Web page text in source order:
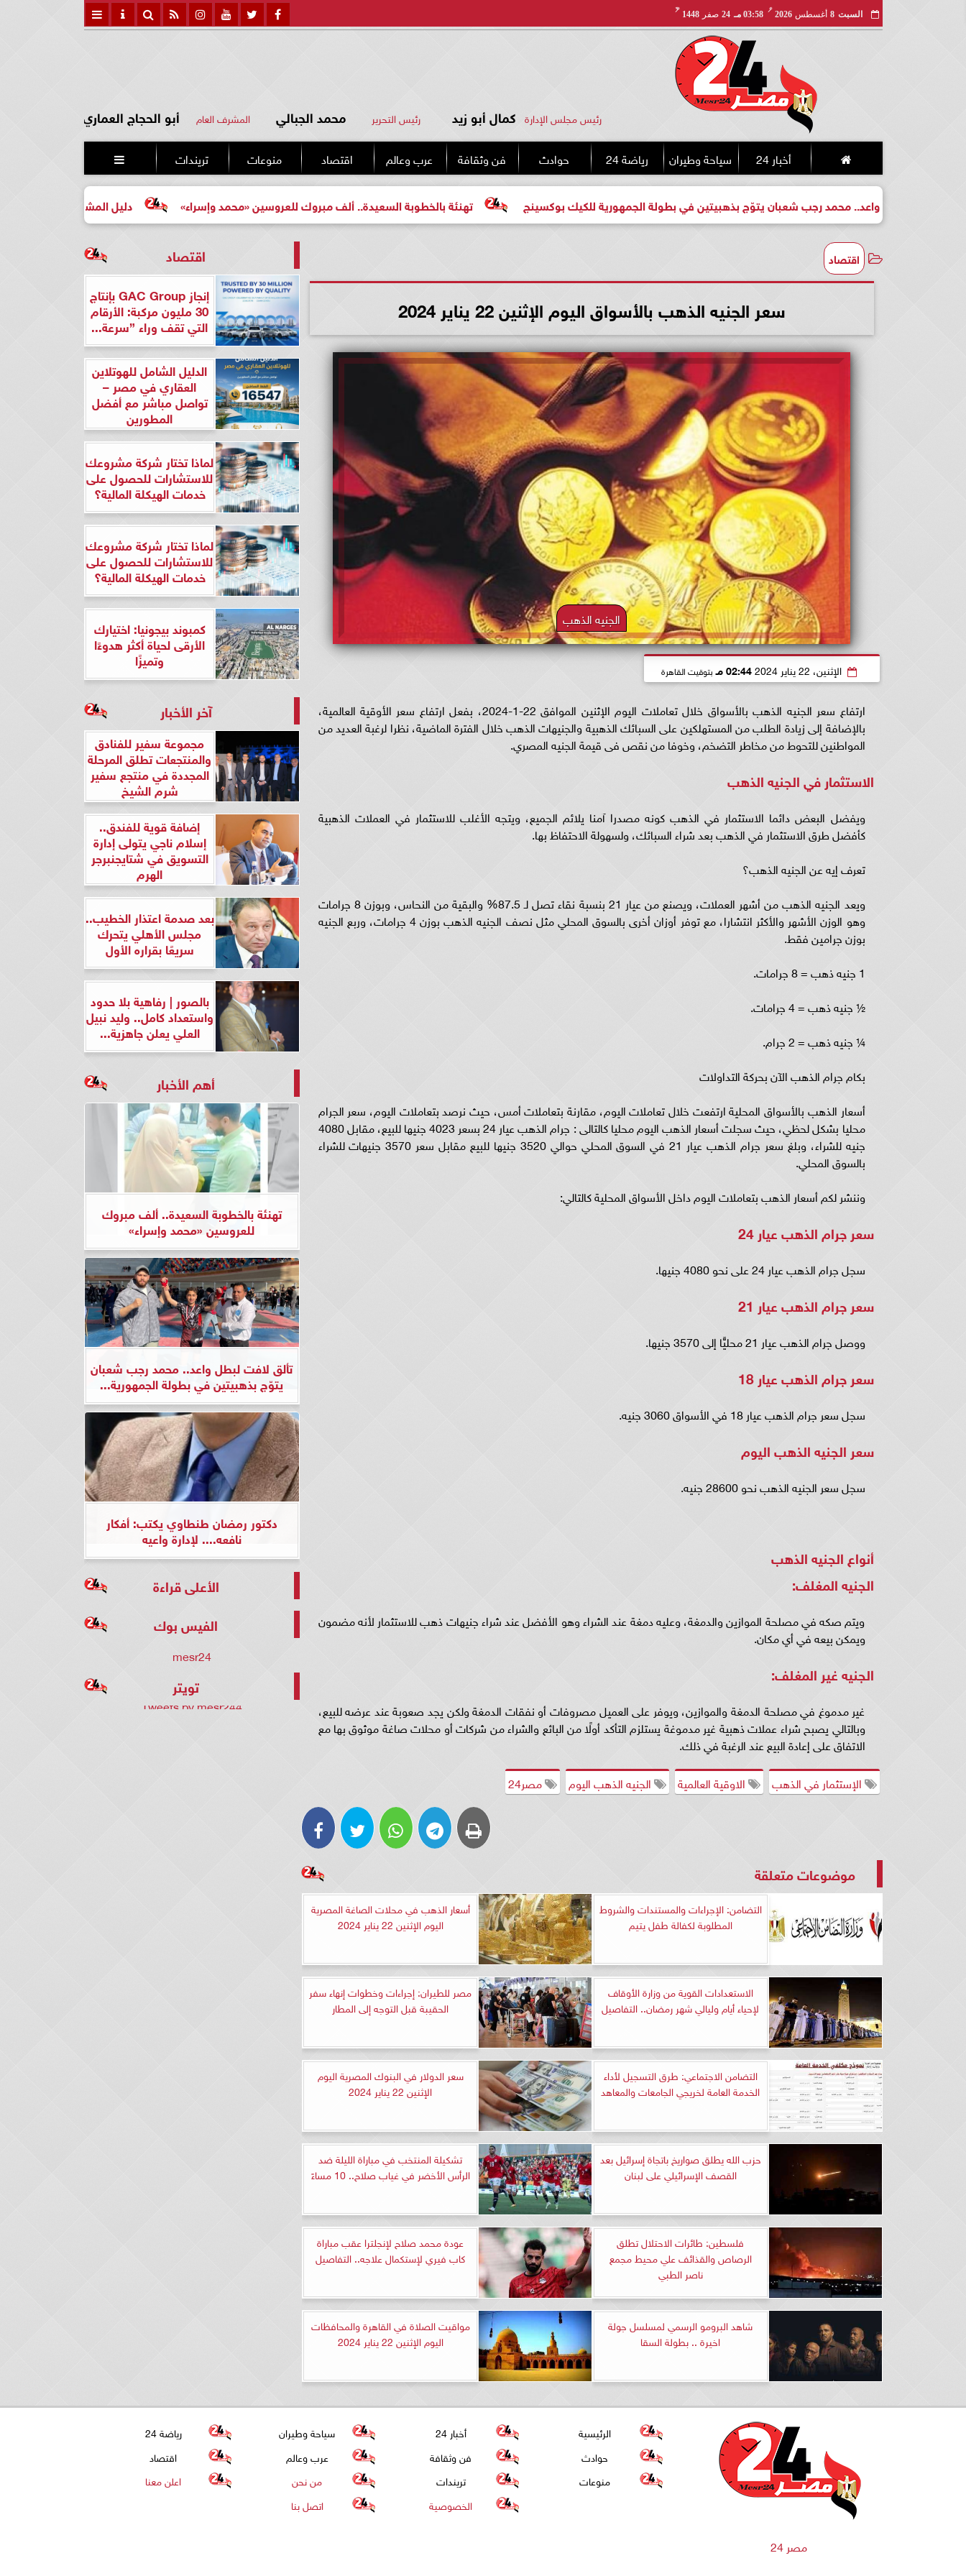
السبت 8 أغسطس 2026
مـ
03:58 مـ 24 صفر 1448
هـ
رئيس مجلس الإدارة كمال أبو زيد رئيس التحرير محمد الجبالي المشرف العام أبو الحجاج العماري
أخبار 24 سياحة وطيران رياضة 24 حوادث فن وثقافة عرب وعالم اقتصاد منوعات تريندات 
دليل المشتري لأول مرة لاختيار مشروع تهنئة بالخطوبة السعيدة.. ألف مبروك للعروسين «محمد وإسراء» واعد.. محمد رجب شعبان يتوّج بذهبيتين في بطولة الجمهورية للكيك بوكسينج
اقتصاد
سعر الجنيه الذهب بالأسواق اليوم الإثنين 22 يناير 2024
الجنيه الذهب
الإثنين، 22 يناير 2024 02:44 مـ بتوقيت القاهرة
ارتفاع سعر الجنيه الذهب بالأسواق خلال تعاملات اليوم الإثنين الموافق 22-1-2024، بفعل ارتفاع سعر الأوقية العالمية،
بالإضافة إلى زيادة الطلب من المستهلكين على السبائك الذهبية والجنيهات الذهب خلال الفترة الماضية، نظرا لرغبة العديد من
المواطنين للتحوط من مخاطر التضخم، وخوفا من نقص فى قيمة الجنيه المصري.
الاستثمار في الجنيه الذهب
ويفضل البعض دائما الاستثمار في الذهب كونه مصدرا آمنا يلائم الجميع، ويتجه الأغلب للاستثمار في العملات الذهبية
كأفضل طرق الاستثمار في الذهب بعد شراء السبائك، ولسهولة الاحتفاظ بها.
تعرف إيه عن الجنيه الذهب؟
ويعد الجنيه الذهب من أشهر العملات، ويصنع من عيار 21 بنسبة نقاء تصل لـ 87.5% والبقية من النحاس، وبوزن 8 جرامات
وهو الوزن الأشهر والأكثر انتشارا، مع توفر أوزان أخرى بالسوق المحلي مثل نصف الجنيه الذهب بوزن 4 جرامات، وربع الجنيه
بوزن جرامين فقط.
1 جنيه ذهب = 8 جرامات.
½ جنيه ذهب = 4 جرامات.
¼ جنيه ذهب = 2 جرام.
بكام جرام الذهب الآن بحركة التداولات
أسعار الذهب بالأسواق المحلية ارتفعت خلال تعاملات اليوم، مقارنة بتعاملات أمس، حيث نرصد بتعاملات اليوم، سعر الجرام
محليا بشكل لحظي، حيث سجلت أسعار الذهب اليوم محليا كالتالى : جرام الذهب عيار 24 بسعر 4023 جنيها للبيع، مقابل 4080
جنيه للشراء، وبلغ سعر جرام الذهب عيار 21 في السوق المحلي حوالي 3520 جنيها للبيع مقابل سعر 3570 جنيهات للشراء
بالسوق المحلي.
وننشر لكم أسعار الذهب بتعاملات اليوم داخل الأسواق المحلية كالتالي:
سعر جرام الذهب عيار 24
سجل جرام الذهب عيار 24 على نحو 4080 جنيها.
سعر جرام الذهب عيار 21
ووصل جرام الذهب عيار 21 محليًّا إلى 3570 جنيها.
سعر جرام الذهب عيار 18
سجل سعر جرام الذهب عيار 18 في الأسواق 3060 جنيه.
سعر الجنيه الذهب اليوم
سجل سعر الجنيه الذهب نحو 28600 جنيه.
أنواع الجنيه الذهب
الجنيه المغلف:
ويتم صكه في مصلحة الموازين والدمغة، وعليه دمغة عند الشراء وهو الأفضل عند شراء جنيهات ذهب للاستثمار لأنه مضمون
ويمكن بيعه في أي مكان.
الجنيه غير المغلف:
غير مدموغ في مصلحة الدمغة والموازين، ويوفر على العميل مصروفات أو نفقات الدمغة ولكن يجد صعوبة عند عرضه للبيع،
وبالتالي يصبح شراء عملات ذهبية غير مدموغة يستلزم التأكد أولًا من البائع والشراء من شركات أو محلات صاغة موثوق بها مع
الاتفاق على إعادة البيع عند الرغبة في ذلك.
الإستثمار في الذهب
الاوقية العالمية الجنيه الذهب اليوم مصر24
موضوعات متعلقة
التضامن: الإجراءات والمستندات والشروط
المطلوبة لكفالة طفل يتيم
أسعار الذهب في محلات الصاغة المصرية
اليوم الإثنين 22 يناير 2024
الاستعدادات القوية من وزارة الأوقاف
لإحياء أيام وليالي شهر رمضان.. التفاصيل
مصر للطيران: إجراءات وخطوات إنهاء سفر
الحقيبة قبل التوجه إلى المطار
التضامن الاجتماعي: طرق التسجيل لأداء
الخدمة العامة لخريجي الجامعات والمعاهد
سعر الدولار في البنوك المصرية اليوم
الإثنين 22 يناير 2024
حزب الله يطلق صواريخ باتجاة إسرائيل بعد
القصف الإسرائيلي على لبنان
تشكيلة المنتخب في مباراة الليلة ضد
الرأس الأخضر في غياب صلاح.. 10 مساءً
فلسطين: طائرات الاحتلال تطلق
الرصاص والقذائف علي محيط مجمع
ناصر الطبي
عودة محمد صلاح لإنجلترا عقب مباراة
كاب فيري لإستكمال علاجه.. التفاصيل
شاهد البرومو الرسمي لمسلسل جولة
اخيرة .. بطولة السقا
مواقيت الصلاة في القاهرة والمحافظات
اليوم الإثنين 22 يناير 2024
اقتصاد
إنجاز GAC Group بإنتاج
30 مليون مركبة: الأرقام
التي تقف وراء ”سرعة...
الدليل الشامل للهوتلاين
العقاري في مصر –
تواصل مباشر مع أفضل
المطورين
لماذا تختار شركة مشروعك
للاستشارات للحصول على
خدمات الهيكلة المالية؟
لماذا تختار شركة مشروعك
للاستشارات للحصول على
خدمات الهيكلة المالية؟
كمبوند بيجونيا: اختيارك
الأرقى لحياة أكثر هدوءًا
وتميزًا
آخر الأخبار
مجموعة سفير للفنادق
والمنتجعات تطلق المرحلة
المجددة في منتجع سفير
شرم الشيخ
إضافة قوية للفندق..
إسلام ناجي يتولى إدارة
التسويق في شتايجنبرجر
الهرم
بعد صدمة اعتذار الخطيب..
مجلس الأهلي يتحرك
سريعًا بقراره الأول
بالصور | رفاهية بلا حدود
واستعداد كامل.. وليد نبيل
العلي يعلن جاهزية...
أهم الأخبار
تهنئة بالخطوبة السعيدة.. ألف مبروك
للعروسين «محمد وإسراء»
تألق لافت لبطل واعد.. محمد رجب شعبان
يتوّج بذهبيتين في بطولة الجمهورية...
دكتور رمضان طنطاوي يكتب: أفكار
نافعه.... لإدارة واعيه
الأعلى قراءة
الفيس بوك
mesr24
تويتر
Tweets by mesr244
مصر 24
الرئيسية أخبار 24 سياحة وطيران
رياضة 24
حوادث
فن وثقافة عرب وعالم
اقتصاد
منوعات
تريندات من نحن
اعلن معنا
الخصوصية
اتصل بنا